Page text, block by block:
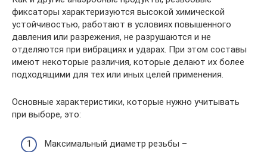
фиксаторы характеризуются высокой химической
устойчивостью, работают в условиях повышенного
давления или разрежения, не разрушаются и не
отделяются при вибрациях и ударах. При этом составы
имеют некоторые различия, которые делают их более
подходящими для тех или иных целей применения.
Основные характеристики, которые нужно учитывать
при выборе, это:
Максимальный диаметр резьбы –